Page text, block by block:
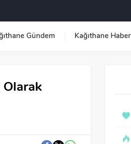
Gündem Kağıthane Haber
Olarak